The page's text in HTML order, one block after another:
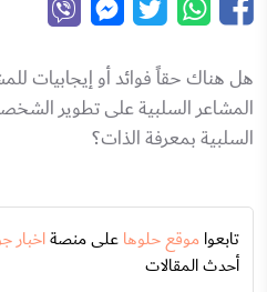
هل هناك حقاً فوائد أو إيجابيات
المشاعر السلبية على تطوير
السلبية بمعرفة الذات؟
تابعواموقع حلوهاعلى منصةاخبار
أحدث المقالات